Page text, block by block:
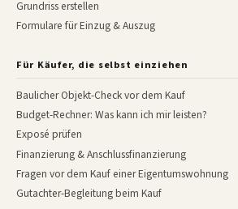
Grundriss erstellen
Formulare für Einzug & Auszug
Für Käufer, die selbst einziehen
Baulicher Objekt-Check vor dem Kauf
Budget-Rechner: Was kann ich mir leisten?
Exposé prüfen
Finanzierung & Anschlussfinanzierung
Fragen vor dem Kauf einer Eigentumswohnung
Gutachter-Begleitung beim Kauf